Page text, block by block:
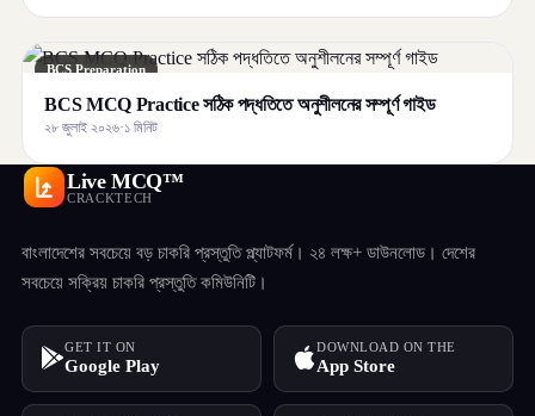
BCS Preparation
BCS MCQ Practice সঠিক পদ্ধতিতে অনুশীলনের সম্পূর্ণ গাইড
২৮ জুলাই ২০২৬·১ মিনিট
Live MCQ™
CRACKTECH
বাংলাদেশের সবচেয়ে বড় চাকরি প্রস্তুতি প্ল্যাটফর্ম। ২৪ লক্ষ+ ডাউনলোড। দেশের
সবচেয়ে সক্রিয় চাকরি প্রস্তুতি কমিউনিটি।
GET IT ON
Google Play
DOWNLOAD ON THE
App Store